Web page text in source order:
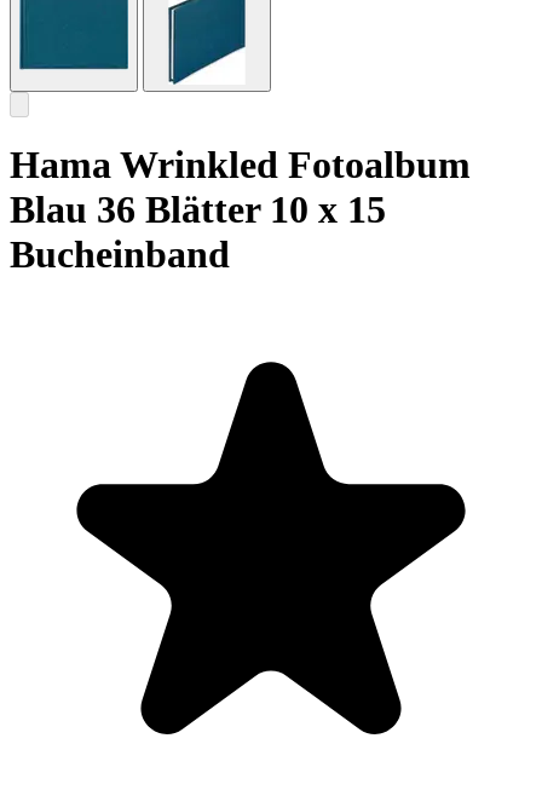
Hama Wrinkled Fotoalbum
Blau 36 Blätter 10 x 15
Bucheinband